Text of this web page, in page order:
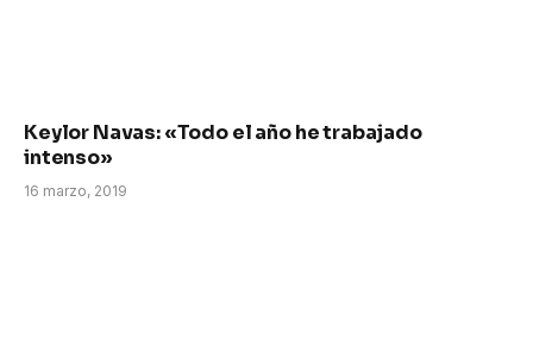
Keylor Navas: «Todo el año he trabajado
intenso»
16 marzo, 2019